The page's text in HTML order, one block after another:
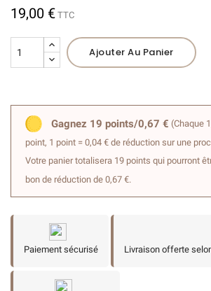
19,00 € TTC
Ajouter Au Panier
Gagnez 19 points/0,67 € (Chaque
point, 1 point = 0,04 € de réduction sur une
Votre panier totalisera 19 points qui pourront
bon de réduction de 0,67 €.
Paiement sécurisé Livraison offerte